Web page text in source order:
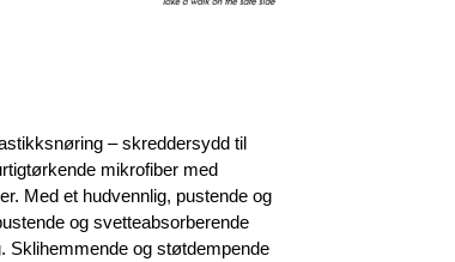
– skreddersydd til
mikrofiber med
Med et hudvennlig, pustende og
og svetteabsorberende
Sklihemmende og støtdempende